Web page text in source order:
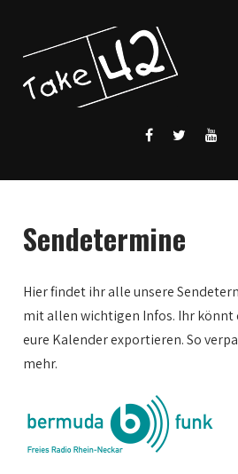
Sendetermine
Hier findet ihr alle unsere
mit allen wichtigen Infos. Ihr könnt
eure Kalender exportieren. So
mehr.
1:00